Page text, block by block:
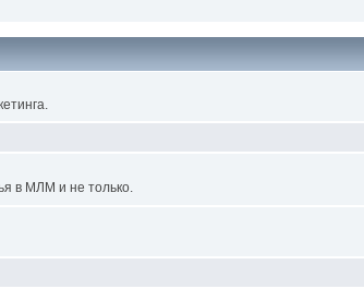
в МЛМ и не только.